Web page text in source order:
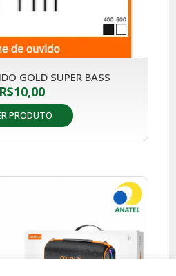
GOLD SUPER BASS
R$10,00
PRODUTO